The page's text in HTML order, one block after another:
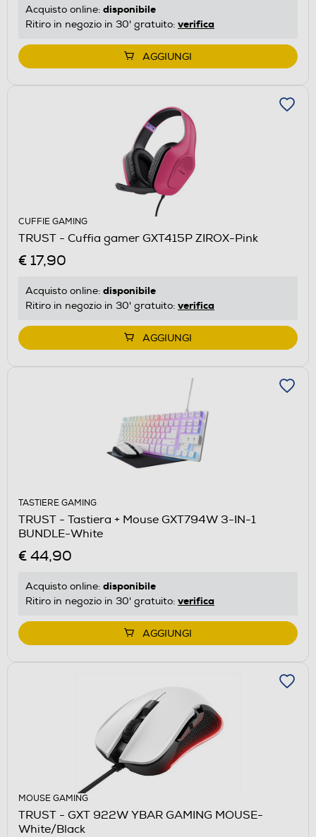
Acquisto online: disponibile
Ritiro in negozio in 30' gratuito: verifica
AGGIUNGI
CUFFIE GAMING
TRUST - Cuffia gamer GXT415P ZIROX-Pink
€ 17,90
Acquisto online: disponibile
Ritiro in negozio in 30' gratuito: verifica
AGGIUNGI
TASTIERE GAMING
TRUST - Tastiera + Mouse GXT794W 3-IN-1
BUNDLE-White
€ 44,90
Acquisto online: disponibile
Ritiro in negozio in 30' gratuito: verifica
AGGIUNGI
MOUSE GAMING
TRUST - GXT 922W YBAR GAMING MOUSE-
White/Black